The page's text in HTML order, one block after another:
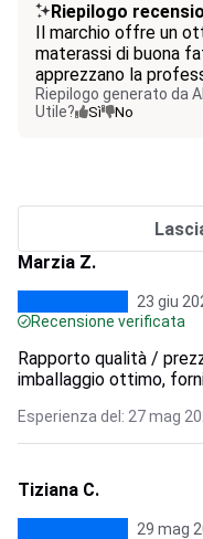
Riepilogo
Il marchio offre un
materassi di buona
apprezzano la
Riepilogo generato da AI
Utile?
Sì No
Marzia Z.
23 giu
Recensione verificata
Rapporto qualità /
imballaggio ottimo,
Esperienza del: 27 mag
Tiziana C.
29 mag